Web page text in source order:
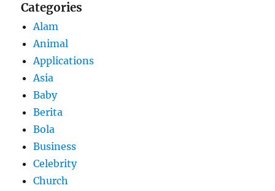
Categories
Alam
Animal
Applications
Asia
Baby
Berita
Bola
Business
Celebrity
Church